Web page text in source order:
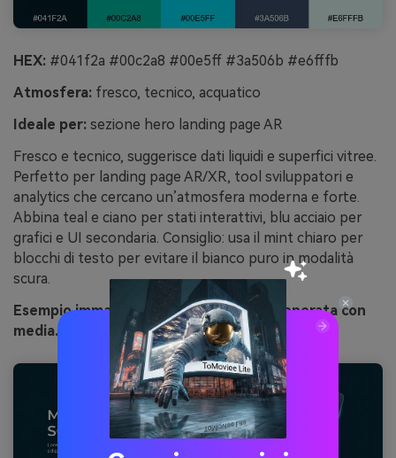
HEX: #041f2a #00c2a8 #00e5ff #3a506b #e6fffb
Atmosfera: fresco, tecnico, acquatico
Ideale per: sezione hero landing page AR
Fresco e tecnico, suggerisce dati liquidi e superfici vitree.
Perfetto per landing page AR/XR, tool sviluppatori e
analytics che cercano un’atmosfera moderna e forte.
Abbina teal e ciano per stati interattivi, blu acciaio per
grafici e UI secondaria. Consiglio: usa il mint chiaro per
blocchi di testo per evitare il bianco puro in modalità
scura.
Esempio immagine di teal quantistico generata con
media.io